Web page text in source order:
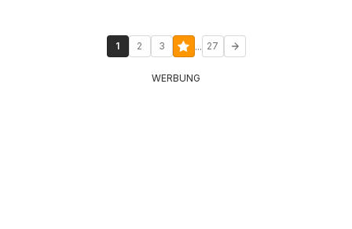
1 2 3 ... 27
WERBUNG